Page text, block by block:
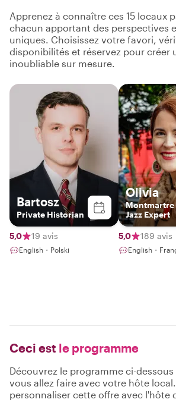
Apprenez à connaître ces 15 locaux
chacun apportant des perspectives
uniques. Choisissez votre favori,
disponibilités et réservez pour créer
inoubliable sur mesure.
Bartosz
Private Historian
5,0 19 avis
English・Polski
Olivia
Montmartre
Jazz Expert
5,0 189 avis
English・
Ceci est le programme
Découvrez le programme ci-
vous allez faire avec votre hôte
personnaliser cette offre avec l'hôte